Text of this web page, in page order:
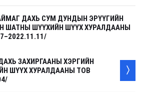
ДАХЬ СУМ ДУНДЫН ЭРҮҮГИЙН
ШАТНЫ ШҮҮХИЙН ШҮҮХ ХУРАЛДААНЫ
ЗАХИРГААНЫ ХЭРГИЙН
ШҮҮХ ХУРАЛДААНЫ ТОВ